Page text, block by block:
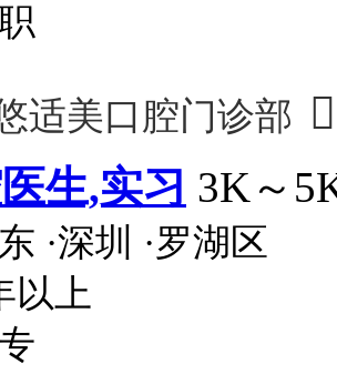
适美口腔门诊部 
生,实习 3K～
·深圳 ·罗湖区
以上